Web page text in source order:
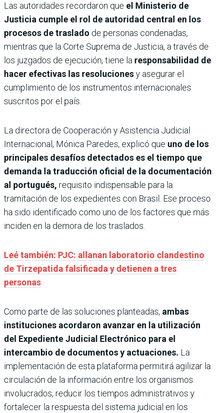
Las autoridades recordaron que el Ministerio de
Justicia cumple el rol de autoridad central en los
procesos de traslado de personas condenadas,
mientras que la Corte Suprema de Justicia, a través de
los juzgados de ejecución, tiene la responsabilidad de
hacer efectivas las resolucionesy asegurar el
cumplimiento de los instrumentos internacionales
suscritos por el país.
La directora de Cooperación y Asistencia Judicial
Internacional, Mónica Paredes, explicó que uno de los
principales desafíos detectados es el tiempo que
demanda la traducción oficial de la documentación
al portugués, requisito indispensable para la
tramitación de los expedientes con Brasil. Ese proceso
ha sido identificado como uno de los factores que más
inciden en la demora de los traslados.
Leé también: PJC: allanan laboratorio clandestino
de Tirzepatida falsificada y detienen a tres
personas
Como parte de las soluciones planteadas, ambas
instituciones acordaron avanzar en la utilización
del Expediente Judicial Electrónico para el
intercambio de documentos y actuaciones. La
implementación de esta plataforma permitirá agilizar la
circulación de la información entre los organismos
involucrados, reducir los tiempos administrativos y
fortalecer la respuesta del sistema judicial en los